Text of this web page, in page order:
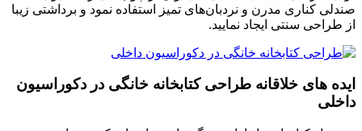
صندلی کناری مدرن و نردبان‌های تمیز استفاده نمود و برداشتی زیبا
از طراحی سنتی ایجاد نمایید.
ایده های خلاقانه طراحی کتابخانه خانگی در دکوراسیون
داخلی